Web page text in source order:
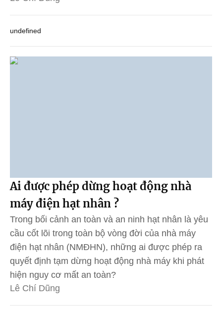
undefined
Ai được phép dừng hoạt động nhà
máy điện hạt nhân ?
Trong bối cảnh an toàn và an ninh hạt nhân là yêu
cầu cốt lõi trong toàn bộ vòng đời của nhà máy
điện hạt nhân (NMĐHN), những ai được phép ra
quyết định tạm dừng hoạt động nhà máy khi phát
hiện nguy cơ mất an toàn?
Lê Chí Dũng